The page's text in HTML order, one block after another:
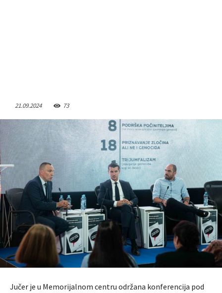
21.09.2024 73
Jučer je u Memorijalnom centru održana konferencija pod